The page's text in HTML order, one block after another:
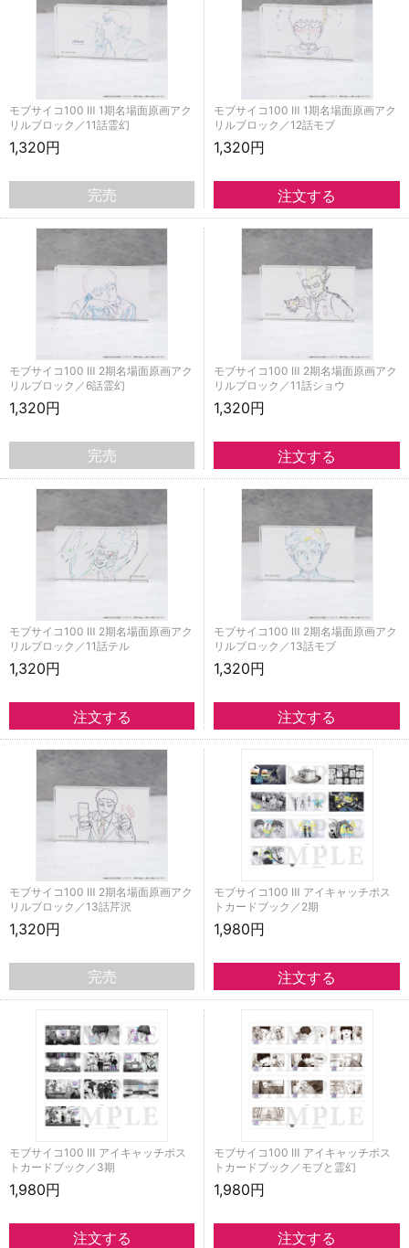
モブサイコ100 Ⅲ 1期名場面原画アク
リルブロック／11話霊幻
1,320円
完売
モブサイコ100 Ⅲ 1期名場面原画アク
リルブロック／12話モブ
1,320円
モブサイコ100 Ⅲ 2期名場面原画アク
リルブロック／6話霊幻
1,320円
完売
モブサイコ100 Ⅲ 2期名場面原画アク
リルブロック／11話ショウ
1,320円
モブサイコ100 Ⅲ 2期名場面原画アク
リルブロック／11話テル
1,320円
モブサイコ100 Ⅲ 2期名場面原画アク
リルブロック／13話モブ
1,320円
モブサイコ100 Ⅲ 2期名場面原画アク
リルブロック／13話芹沢
1,320円
完売
モブサイコ100 Ⅲ アイキャッチポス
トカードブック／2期
1,980円
モブサイコ100 Ⅲ アイキャッチポス
トカードブック／3期
1,980円
モブサイコ100 Ⅲ アイキャッチポス
トカードブック／モブと霊幻
1,980円